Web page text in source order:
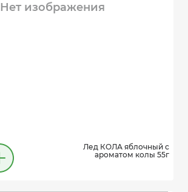
Нет изображения
Лед КОЛА яблочный с
ароматом колы 55г